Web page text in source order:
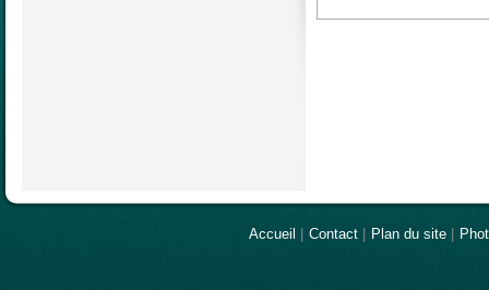
Accueil Contact Plan du site